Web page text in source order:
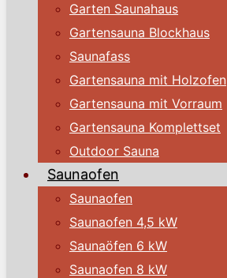
Garten Saunahaus
Gartensauna Blockhaus
Saunafass
Gartensauna mit Holzofen
Gartensauna mit Vorraum
Gartensauna Komplettset
Outdoor Sauna
Saunaofen
Saunaofen
Saunaofen 4,5 kW
Saunaöfen 6 kW
Saunaofen 8 kW